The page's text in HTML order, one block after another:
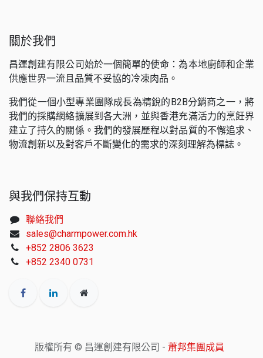
關於我們
昌運創建有限公司始於一個簡單的使命：為本地廚師和企業
供應世界一流且品質不妥協的冷凍肉品。
我們從一個小型專業團隊成長為精銳的B2B分銷商之一，將
我們的採購網絡擴展到各大洲，並與香港充滿活力的烹飪界
建立了持久的關係。我們的發展歷程以對品質的不懈追求、
物流創新以及對客戶不斷變化的需求的深刻理解為標誌。
與我們保持互動
聯絡我們
sales@charmpower.com.hk
+852 2806 3623
+852 2340 0731
版權所有 © 昌運創建有限公司 - 蕭邦集團成員